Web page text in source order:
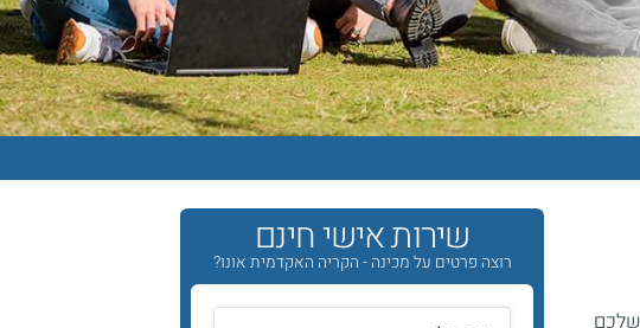
שלכם
שירות אישי חינם
רוצה פרטים על מכינה - הקריה האקדמית אונו?